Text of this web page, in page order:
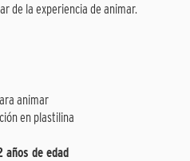
de la experiencia de animar.
animar
en plastilina
años de edad